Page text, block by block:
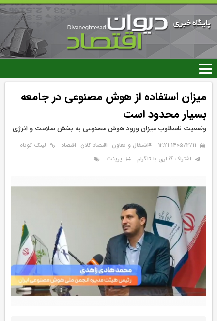
رفتن
محتوای
اصلی
میزان استفاده از هوش مصنوعی در جامعه
بسیار محدود است
وضعیت نامطلوب میزان ورود هوش مصنوعی به بخش سلامت و انرژی
۱۴۰۵/۳/۱۱ 12:21 اشتغال و تعاون اقتصاد کلان اقتصاد
لینک کوتاه
اشتراک گذاری با تلگرام
پرینت